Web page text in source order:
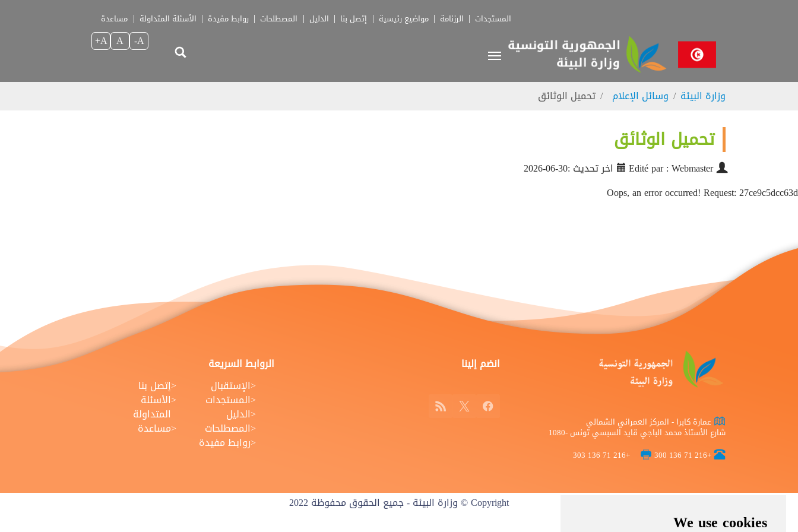
We use cookies
المستجدات الرزنامة مواضيع رئيسية إتصل بنا الدليل المصطلحات روابط مفيدة الأسئلة المتداولة مساعدة
A-
A
A+
You are here:
وزارة البيئة وسائل الإعلام تحميل الوثائق
تحميل الوثائق
Edité par : Webmaster
اخر تحديث :30-06-2026
Oops, an error occurred! Request: 27ce9c5dcc63d
عمارة كابرا - المركز العمراني الشمالي
شارع الأستاذ محمد الباجي قايد السبسي تونس -1080
+216 71 136 300
+216 71 136 303
انضم إلينا
Facebook
X
RSS
الروابط السريعة
الإستقبال
المستجدات
الدليل
المصطلحات
روابط مفيدة
إتصل بنا
الأسئلة
المتداولة
مساعدة
Copyright © وزارة البيئة - جميع الحقوق محفوظة 2022